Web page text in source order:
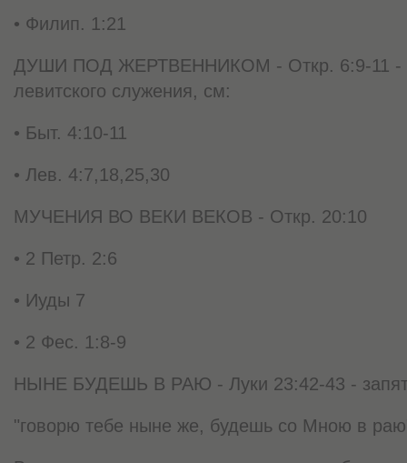
• Филип. 1:21
ДУШИ ПОД ЖЕРТВЕННИКОМ - Откр. 6:9-11 -
левитского служения, см:
• Быт. 4:10-11
• Лев. 4:7,18,25,30
МУЧЕНИЯ ВО ВЕКИ ВЕКОВ - Откр. 20:10
• 2 Петр. 2:6
• Иуды 7
• 2 Фес. 1:8-9
НЫНЕ БУДЕШЬ В РАЮ - Луки 23:42-43 -
"говорю тебе ныне же, будешь со Мною в